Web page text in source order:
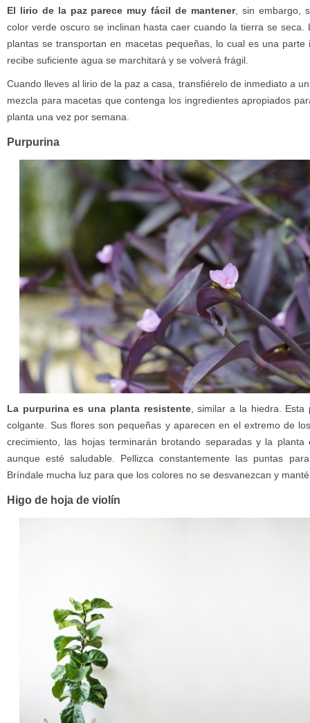
El lirio de la paz parece muy fácil de mantener, sin embargo,
color verde oscuro se inclinan hasta caer cuando la tierra se seca.
plantas se transportan en macetas pequeñas, lo cual es una
recibe suficiente agua se marchitará y se volverá frágil.
Cuando lleves al lirio de la paz a casa, transfiérelo de inmediato a
mezcla para macetas que contenga los ingredientes apropiados
planta una vez por semana.
Purpurina
La purpurina es una planta resistente, similar a la hiedra. Esta
colgante. Sus flores son pequeñas y aparecen en el extremo de
crecimiento, las hojas terminarán brotando separadas y la planta
aunque esté saludable. Pellizca constantemente las puntas
Bríndale mucha luz para que los colores no se desvanezcan y
Higo de hoja de violín